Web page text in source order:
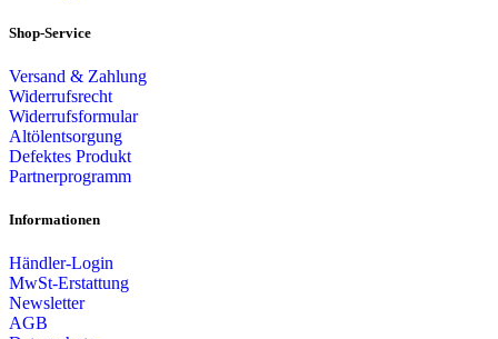
Shop-Service
Versand & Zahlung
Widerrufsrecht
Widerrufsformular
Altölentsorgung
Defektes Produkt
Partnerprogramm
Informationen
Händler-Login
MwSt-Erstattung
Newsletter
AGB